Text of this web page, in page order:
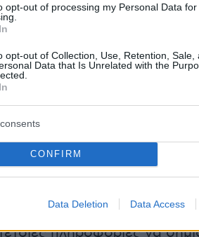
opt-out of processing my Personal Data for
opt-out of Collection, Use, Retention, Sale,
Data that Is Unrelated with the
CONFIRM
Data Deletion Data Access
την φαινομενικά επίσης
υπερηχητικού πυραύλου.
την Κίνα, αυτό θα
όπλα, αλλά οι ΗΠΑ όχι.
του την περασμένη
αυτές ανάλογα
η Ρωσία να έχει
τα συστήματά της μέχρι
πληροφορίες να